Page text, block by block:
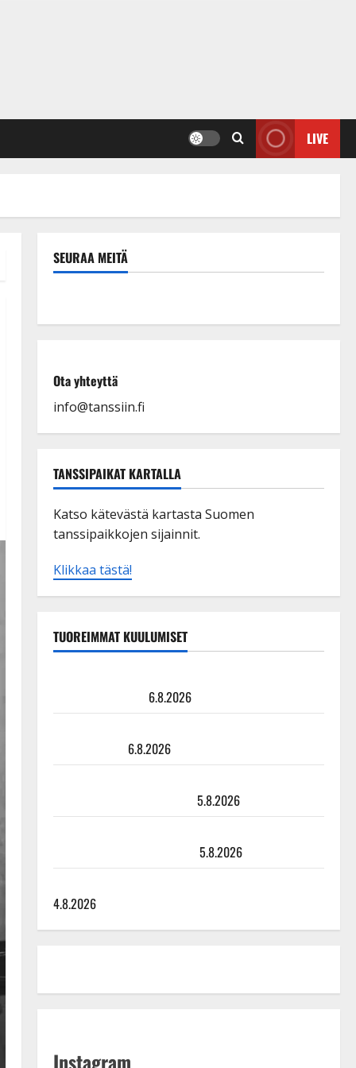
LIVE
SEURAA MEITÄ
Ota yhteyttä
info@tanssiin.fi
TANSSIPAIKAT KARTALLA
Katso kätevästä kartasta Suomen
tanssipaikkojen sijainnit.
Klikkaa tästä!
TUOREIMMAT KUULUMISET
6.8.2026
6.8.2026
5.8.2026
5.8.2026
4.8.2026
Instagram